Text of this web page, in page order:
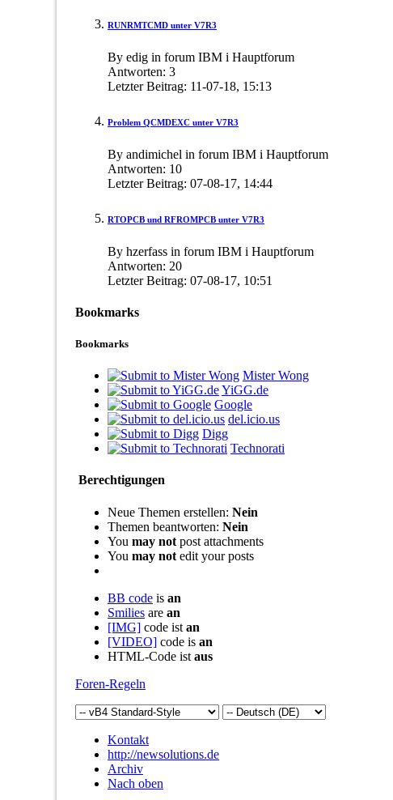
RUNRMTCMD unter V7R3
By edig in forum IBM i Hauptforum
Antworten: 3
Letzter Beitrag: 11-07-18, 15:13
Problem QCMDEXC unter V7R3
By andimichel in forum IBM i Hauptforum
Antworten: 10
Letzter Beitrag: 07-08-17, 14:44
RTOPCB und RFROMPCB unter V7R3
By hzerfass in forum IBM i Hauptforum
Antworten: 20
Letzter Beitrag: 07-08-17, 10:51
Bookmarks
Bookmarks
Mister Wong
YiGG.de
Google
del.icio.us
Digg
Technorati
Berechtigungen
Neue Themen erstellen: Nein
Themen beantworten: Nein
You may not post attachments
You may not edit your posts
BB code is an
Smilies are an
[IMG] code ist an
[VIDEO] code is an
HTML-Code ist aus
Foren-Regeln
Kontakt
http://newsolutions.de
Archiv
Nach oben